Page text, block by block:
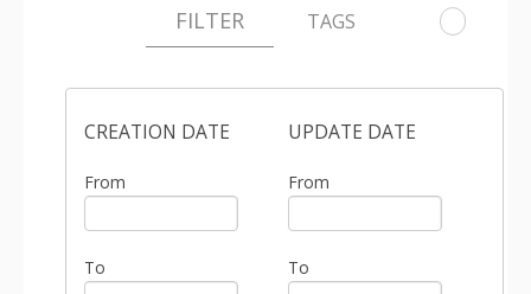
FILTER TAGS
CREATION DATE
From
To
UPDATE DATE
From
To